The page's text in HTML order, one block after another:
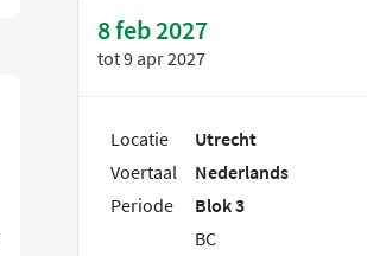
8 feb 2027
tot9 apr 2027
Locatie
Utrecht
Voertaal
Nederlands
Periode
Blok 3
BC